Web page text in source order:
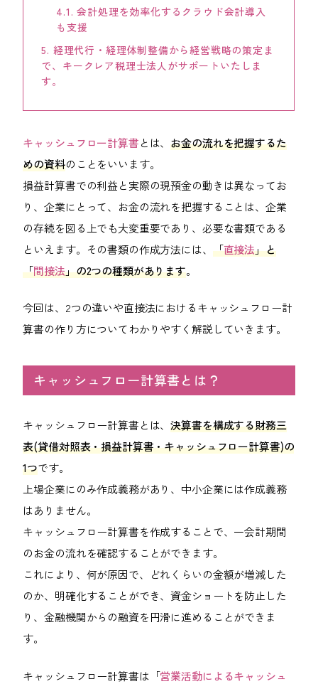
TAX LAW TOPICS
税法トピックス
MEDIA
メディア情報
COMPANY
ACCESS
アクセス
福岡本社
東京オフィス
大阪オフィス
RECRUIT
採用情報
各種お問い合わせ
受付時間：8:30-17:30 / 定休日：土・日・祝日
092-406-6736
メールでのお問い合わせ
4.1. 会計処理を効率化するクラウド会計導入
も支援
5. 経理代行・経理体制整備から経営戦略の策定ま
で、キークレア税理士法人がサポートいたしま
す。
キャッシュフロー計算書とは、お金の流れを把握するた
めの資料のことをいいます。
損益計算書での利益と実際の現預金の動きは異なってお
り、企業にとって、お金の流れを把握することは、企業
の存続を図る上でも大変重要であり、必要な書類である
といえます。その書類の作成方法には、 「直接法」と
「間接法」の2つの種類があります。
今回は、2つの違いや直接法におけるキャッシュフロー計
算書の作り方についてわかりやすく解説していきます。
キャッシュフロー計算書とは？
キャッシュフロー計算書とは、決算書を構成する財務三
表(貸借対照表・損益計算書・キャッシュフロー計算書)の
1つです。
上場企業にのみ作成義務があり、中小企業には作成義務
はありません。
キャッシュフロー計算書を作成することで、一会計期間
のお金の流れを確認することができます。
これにより、何が原因で、どれくらいの金額が増減した
のか、明確化することができ、資金ショートを防止した
り、金融機関からの融資を円滑に進めることができま
す。
キャッシュフロー計算書は「営業活動によるキャッシュ